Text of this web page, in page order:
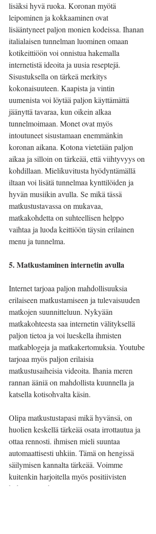
lisäksi hyvä ruoka. Koronan myötä
leipominen ja kokkaaminen ovat
lisääntyneet paljon monien kodeissa. Ihanan
italialaisen tunnelman luominen omaan
kotikeittiöön voi onnistua hakemalla
internetistä ideoita ja uusia reseptejä.
Sisustuksella on tärkeä merkitys
kokonaisuuteen. Kaapista ja vintin
uumenista voi löytää paljon käyttämättä
jäänyttä tavaraa, kun oikein alkaa
tunnelmoimaan. Monet ovat myös
intoutuneet sisustamaan enemmänkin
koronan aikana. Kotona vietetään paljon
aikaa ja silloin on tärkeää, että viihtyvyys on
kohdillaan. Mielikuvitusta hyödyntämällä
iltaan voi lisätä tunnelmaa kynttilöiden ja
hyvän musiikin avulla. Se mikä tässä
matkustustavassa on mukavaa,
matkakohdetta on suhteellisen helppo
vaihtaa ja luoda keittiöön täysin erilainen
menu ja tunnelma.
5. Matkustaminen internetin avulla
Internet tarjoaa paljon mahdollisuuksia
erilaiseen matkustamiseen ja tulevaisuuden
matkojen suunnitteluun. Nykyään
matkakohteesta saa internetin välityksellä
paljon tietoa ja voi lueskella ihmisten
matkablogeja ja matkakertomuksia. Youtube
tarjoaa myös paljon erilaisia
matkustusaiheisia videoita. Ihania meren
rannan ääniä on mahdollista kuunnella ja
katsella kotisohvalta käsin.
Olipa matkustustapasi mikä hyvänsä, on
huolien keskellä tärkeää osata irrottautua ja
ottaa rennosti. ihmisen mieli suuntaa
automaattisesti uhkiin. Tämä on hengissä
säilymisen kannalta tärkeää. Voimme
kuitenkin harjoitella myös positiivisten
kokemusten herättämistä eri aisteja